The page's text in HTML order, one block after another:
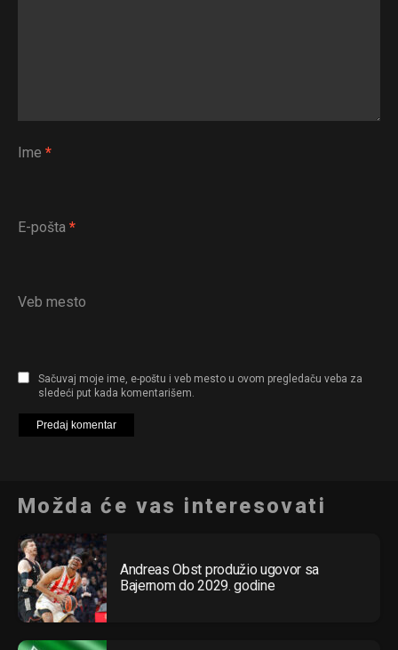
Ime *
E-pošta *
Veb mesto
Sačuvaj moje ime, e-poštu i veb mesto u ovom pregledaču veba za
sledeći put kada komentarišem.
Možda će vas interesovati
Andreas Obst produžio ugovor sa
Bajernom do 2029. godine